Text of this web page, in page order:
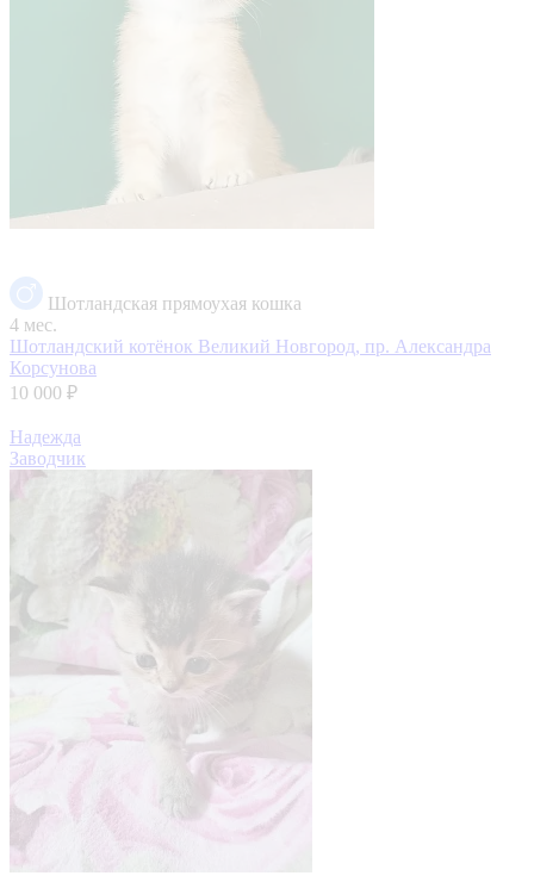
Шотландская прямоухая кошка
4 мес.
Шотландский котёнок Великий Новгород, пр. Александра
Корсунова
10 000 ₽
Надежда
Заводчик